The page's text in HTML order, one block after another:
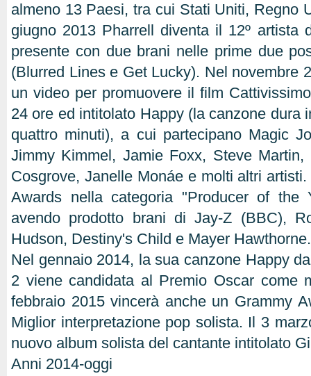
almeno 13 Paesi, tra cui Stati Uniti, Regno
giugno 2013 Pharrell diventa il 12º artista
presente con due brani nelle prime due
(Blurred Lines e Get Lucky). Nel novembre
un video per promuovere il film
24 ore ed intitolato Happy (la canzone dura
quattro minuti), a cui partecipano Magic
Jimmy Kimmel, Jamie Foxx, Steve Martin,
Cosgrove, Janelle Monáe e molti altri
Awards nella categoria "Producer of the
avendo prodotto brani di Jay-Z (BBC),
Hudson, Destiny's Child e Mayer Hawthorne.
Nel gennaio 2014, la sua canzone Happy
2 viene candidata al Premio Oscar come
febbraio 2015 vincerà anche un Grammy
Miglior interpretazione pop solista. Il 3
nuovo album solista del cantante intitolato
Anni 2014-oggi